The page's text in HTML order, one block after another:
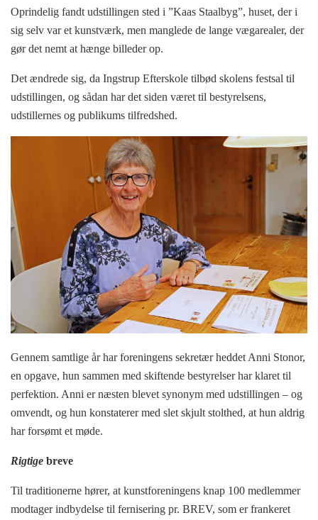
Oprindelig fandt udstillingen sted i ”Kaas Staalbyg”, huset, der i
sig selv var et kunstværk, men manglede de lange vægarealer, der
gør det nemt at hænge billeder op.
Det ændrede sig, da Ingstrup Efterskole tilbød skolens festsal til
udstillingen, og sådan har det siden været til bestyrelsens,
udstillernes og publikums tilfredshed.
Gennem samtlige år har foreningens sekretær heddet Anni Stonor,
en opgave, hun sammen med skiftende bestyrelser har klaret til
perfektion. Anni er næsten blevet synonym med udstillingen – og
omvendt, og hun konstaterer med slet skjult stolthed, at hun aldrig
har forsømt et møde.
Rigtige breve
Til traditionerne hører, at kunstforeningens knap 100 medlemmer
modtager indbydelse til fernisering pr. BREV, som er frankeret